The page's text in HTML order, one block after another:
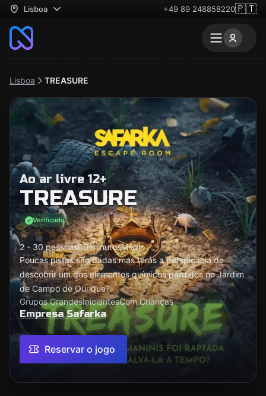
Lisboa +49 89 248858220🇵🇹
Lisboa TREASURE
Ao ar livre 12+
TREASURE
Verificado
2 - 30 pessoas60 minutosMédio
Poucas pistas são dadas mas terás a perspicácia de
descobrir um dos elementos químicos perdidos no Jardim
de Campo de Ourique?
Grupos GrandesIniciantesCom Crianças
Empresa Safarka
Reservar o jogo